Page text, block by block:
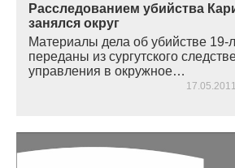
Расследованием убийства
занялся округ
Материалы дела об убийстве 19-
переданы из сургутского
управления в окружное…